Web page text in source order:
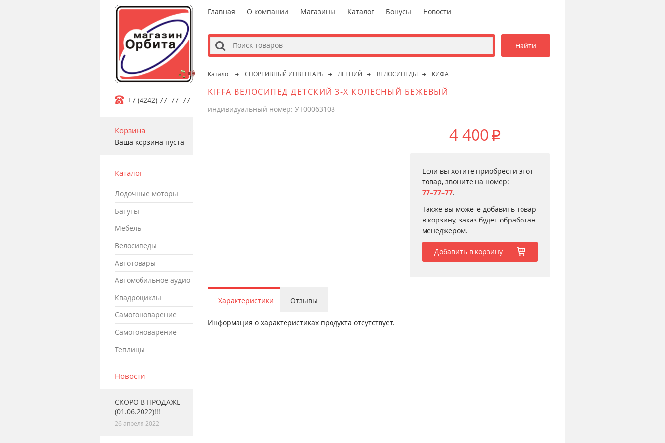
m
+7 (4242) 77–77–77
Корзина
Ваша корзина пуста
Каталог
лодочные моторы
батуты
мебель
велосипеды
автотовары
автомобильное аудио
квадроциклы
самогоноварение
самогоноварение
теплицы
Новости
СКОРО В ПРОДАЖЕ
(01.06.2022)!!!
26 апреля 2022
Главная О компании Магазины Каталог Бонусы Новости
s
Каталог СПОРТИВНЫЙ ИНВЕНТАРЬ ЛЕТНИЙ ВЕЛОСИПЕДЫ КИФА
KIFFA ВЕЛОСИПЕД ДЕТСКИЙ 3-Х КОЛЕСНЫЙ БЕЖЕВЫЙ
индивидуальный номер: УТ00063108
4 400 p
Если вы хотите приобрести этот
товар, звоните на номер:
77–77–77.
Также вы можете добавить товар
в корзину, заказ будет обработан
менеджером.
Добавить в корзину b
Характеристики
Информация о характеристиках продукта отсутствует.
Отзывы